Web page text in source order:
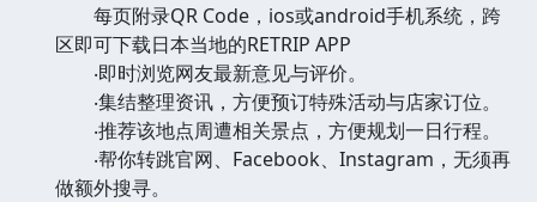
每页附录QR Code，ios或android手机系统，跨
区即可下载日本当地的RETRIP APP
‧即时浏览网友最新意见与评价。
‧集结整理资讯，方便预订特殊活动与店家订位。
‧推荐该地点周遭相关景点，方便规划一日行程。
‧帮你转跳官网、Facebook、Instagram，无须再
做额外搜寻。